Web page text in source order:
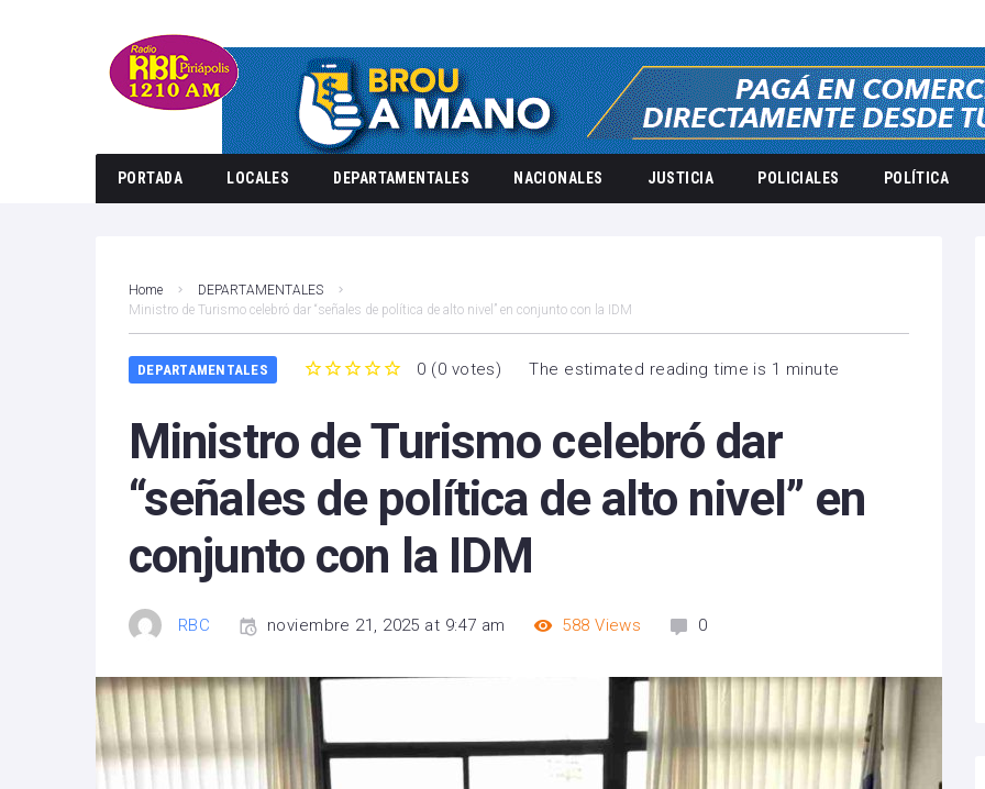
PORTADA LOCALES DEPARTAMENTALES NACIONALES JUSTICIA POLICIALES POLÍTICA
Home
DEPARTAMENTALES
Ministro de Turismo celebró dar “señales de política de alto nivel” en conjunto con la IDM
DEPARTAMENTALES 0 (0 votes) The estimated reading time is 1 minute
Ministro de Turismo celebró dar
“señales de política de alto nivel” en
conjunto con la IDM
RBC noviembre 21, 2025 at 9:47 am 588 Views 0